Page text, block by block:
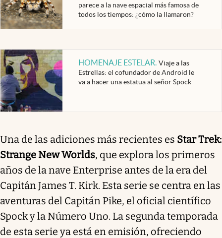
parece a la nave espacial más famosa de
todos los tiempos: ¿cómo la llamaron?
HOMENAJE ESTELAR. Viaje a las
Estrellas: el cofundador de Android le
va a hacer una estatua al señor Spock
Una de las adiciones más recientes es Star Trek:
Strange New Worlds, que explora los primeros
años de la nave Enterprise antes de la era del
Capitán James T. Kirk. Esta serie se centra en las
aventuras del Capitán Pike, el oficial científico
Spock y la Número Uno. La segunda temporada
de esta serie ya está en emisión, ofreciendo